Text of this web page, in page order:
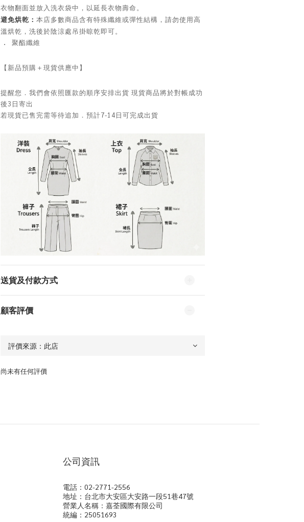
衣物翻面並放入洗衣袋中，以延長衣物壽命。
避免烘乾： 本店多數商品含有特殊纖維或彈性結構，請勿使用高
溫烘乾，洗後於陰涼處吊掛晾乾即可。
． 聚酯纖維
【新品預購＋現貨供應中】
提醒您．我們會依照匯款的順序安排出貨 現貨商品將於對帳成功
後3日寄出
若現貨已售完需等待追加．預計7-14日可完成出貨
送貨及付款方式
顧客評價
尚未有任何評價
公司資訊
電話：02-2771-2556
地址：台北市大安區大安路一段51巷47號
營業人名稱：嘉荃國際有限公司
統編：25051693